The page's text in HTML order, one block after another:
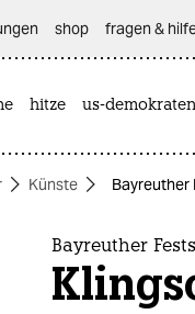
shop fragen &
hitze us-demokraten
Künste Bayreuther
Bayreuther